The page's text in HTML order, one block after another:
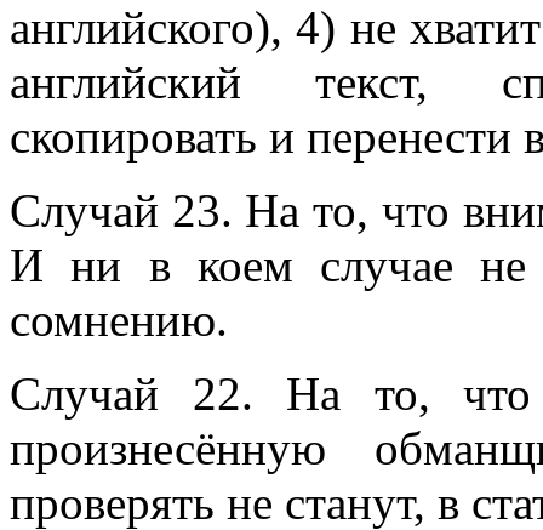
английского), 4) не
английский текст,
скопировать и перенести
Случай 23. На то, что
И ни в коем случае не
сомнению.
Случай 22. На то,
произнесённую
проверять не станут, в